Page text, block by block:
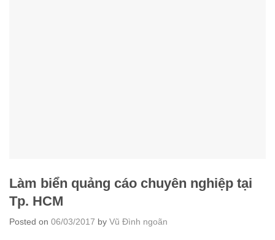
Làm biển quảng cáo chuyên nghiệp tại
Tp. HCM
Posted on 06/03/2017 by Vũ Đình ngoãn